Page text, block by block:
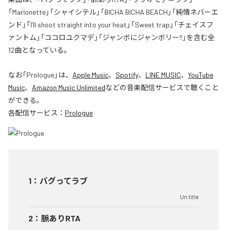
「Marionette」「シャイシテル」「BICHA BICHA BEACH」「純情ネバーエ
ンド」「I’ll shoot straight into your heat」「Sweet trap」「チェイスフ
ァントム」「ココロユクマデ」「ジャンボにジャンボリー!!」を含む全
12曲となっている。
なお「Prologue」は、 Apple Music、 Spotify、 LINE MUSIC、 YouTube
Music、 Amazon Music Unlimitedなどの音楽配信サービスで聴くこと
ができる。
各配信サービス： Prologue
1 ： バグってラブ
Un title
2 ： 脈ありRTA